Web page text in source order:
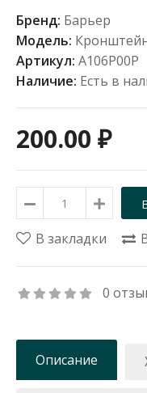
Бренд: Барьер
Модель:
Артикул: А106Р00Р
Наличие: Есть в
200.00 ₽
В закладки
0
Описание